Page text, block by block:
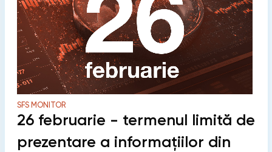
SFS MONITOR
26 februarie - termenul limită de
prezentare a informațiilor din